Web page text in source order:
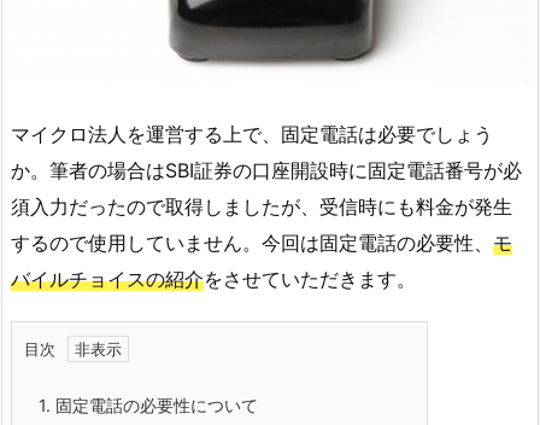
マイクロ法人を運営する上で、固定電話は必要でしょう
か。筆者の場合はSBI証券の口座開設時に固定電話番号が必
須入力だったので取得しましたが、受信時にも料金が発生
するので使用していません。今回は固定電話の必要性、 モ
バイルチョイスの紹介をさせていただきます。
目次
1. 固定電話の必要性について